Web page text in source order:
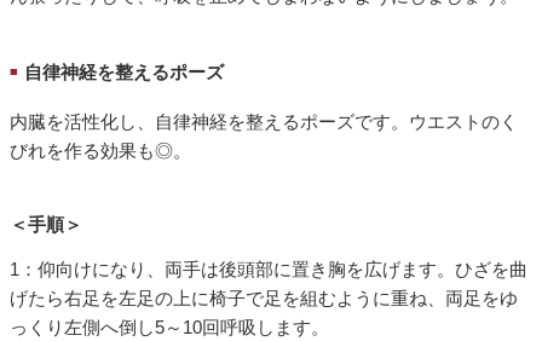
■ 自律神経を整えるポーズ
内臓を活性化し、自律神経を整えるポーズです。ウエストのく
びれを作る効果も◎。
＜手順＞
1：仰向けになり、両手は後頭部に置き胸を広げます。ひざを曲
げたら右足を左足の上に椅子で足を組むように重ね、両足をゆ
っくり左側へ倒し5～10回呼吸します。